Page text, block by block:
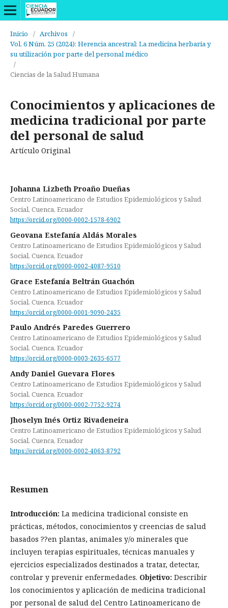
Inicio / Archivos
/
Vol. 6 Núm. 25 (2024): Herencia ancestral: La medicina herbaria y
su utilización por parte del personal médico
/
Ciencias de la Salud Humana
Conocimientos y aplicaciones de
medicina tradicional por parte
del personal de salud
Artículo Original
Johanna Lizbeth Proaño Dueñas
Centro Latinoamericano de Estudios Epidemiológicos y Salud
Social, Cuenca, Ecuador
https://orcid.org/0000-0002-1578-6902
Geovana Estefanía Aldás Morales
Centro Latinoamericano de Estudios Epidemiológicos y Salud
Social, Cuenca, Ecuador
https://orcid.org/0000-0002-4087-9510
Grace Estefanía Beltrán Guachón
Centro Latinoamericano de Estudios Epidemiológicos y Salud
Social, Cuenca, Ecuador
https://orcid.org/0000-0001-9090-2435
Paulo Andrés Paredes Guerrero
Centro Latinoamericano de Estudios Epidemiológicos y Salud
Social, Cuenca, Ecuador
https://orcid.org/0000-0003-2635-6577
Andy Daniel Guevara Flores
Centro Latinoamericano de Estudios Epidemiológicos y Salud
Social, Cuenca, Ecuador
https://orcid.org/0000-0002-7752-9274
Jhoselyn Inés Ortiz Rivadeneira
Centro Latinoamericano de Estudios Epidemiológicos y Salud
Social, Cuenca, Ecuador
https://orcid.org/0000-0002-4063-8792
Resumen
Introducción: La medicina tradicional consiste en
prácticas, métodos, conocimientos y creencias de salud
basados ??en plantas, animales y/o minerales que
incluyen terapias espirituales, técnicas manuales y
ejercicios especializados destinados a tratar, detectar,
controlar y prevenir enfermedades. Objetivo: Describir
los conocimientos y aplicación de medicina tradicional
por personal de salud del Centro Latinoamericano de